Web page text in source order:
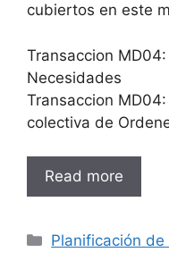
cubiertos en este
Transaccion
Necesidades
Transaccion
colectiva de
Read more
Categories
Planificación de